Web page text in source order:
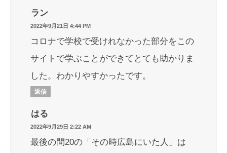
ラン
2022年9月21日 4:44 PM
コロナで学校で受けれなかった部分をこの
サイトで学ぶことができてとても助かりま
した。わかりやすかったです。
返信
はる
2022年9月29日 2:22 AM
最後の問20の「その時広島にいた人」は